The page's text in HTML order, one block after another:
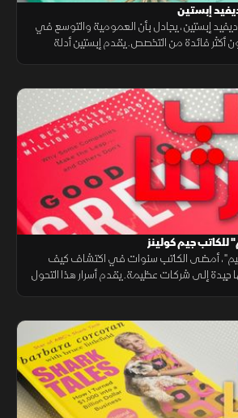
إبستين
إبستين، يجادل بأن العمومية والتوسع في
أكثر فائدة من التخصص. يقدم إبستين أدلة
جيم كولينز
أمضى الكاتب سنوات في اكتشاف كيف
جيدة إلى شركات عظيمة. يقدم أسرار هذا التحول